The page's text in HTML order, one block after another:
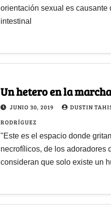
orientación sexual es causante
intestinal
Un hetero en la
JUNIO 30, 2019
DUSTIN
RODRÍGUEZ
"Este es el espacio donde
necrofílicos, de los adoradores
consideran que solo existe un